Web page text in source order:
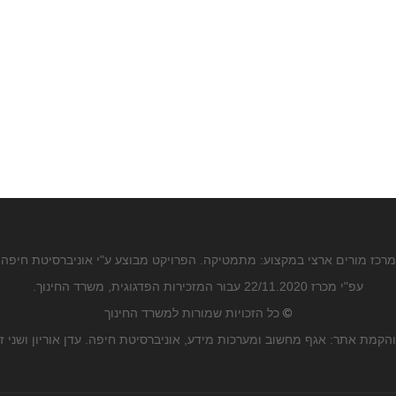
מרכז מורים ארצי במקצוע: מתמטיקה. הפרויקט מבוצע ע"י אוניברסיטת חיפה
עפ"י מכרז 22/11.2020 עבור המזכירות הפדגוגית, משרד החינוך.
© כל הזכויות שמורות למשרד החינוך
והקמת אתר: אגף מחשוב ומערכות מידע, אוניברסיטת חיפה. עדן אוריון ושני